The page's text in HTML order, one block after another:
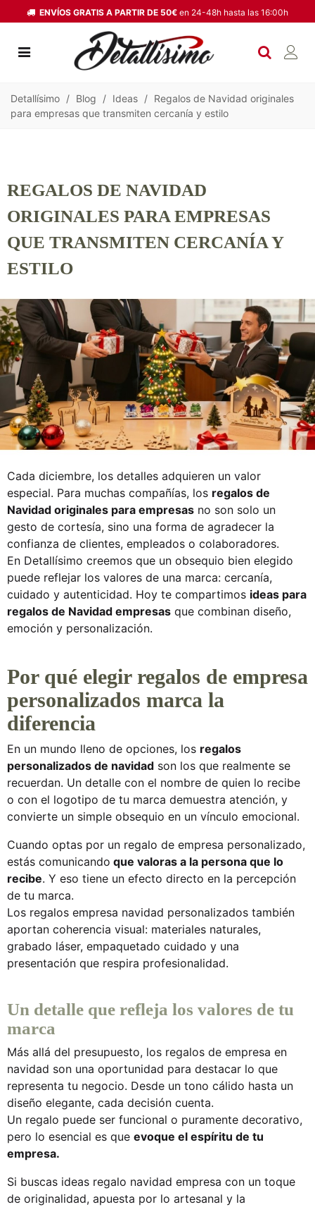
ENVÍOS GRATIS A PARTIR DE 50€ en 24-48h hasta las 16:00h
Detallísimo / Blog / Ideas / Regalos de Navidad originales
para empresas que transmiten cercanía y estilo
REGALOS DE NAVIDAD
ORIGINALES PARA EMPRESAS
QUE TRANSMITEN CERCANÍA Y
ESTILO
Cada diciembre, los detalles adquieren un valor
especial. Para muchas compañías, los regalos de
Navidad originales para empresas no son solo un
gesto de cortesía, sino una forma de agradecer la
confianza de clientes, empleados o colaboradores.
En Detallísimo creemos que un obsequio bien elegido
puede reflejar los valores de una marca: cercanía,
cuidado y autenticidad. Hoy te compartimos ideas para
regalos de Navidad empresas que combinan diseño,
emoción y personalización.
Por qué elegir regalos de empresa
personalizados marca la
diferencia
En un mundo lleno de opciones, los regalos
personalizados de navidad son los que realmente se
recuerdan. Un detalle con el nombre de quien lo recibe
o con el logotipo de tu marca demuestra atención, y
convierte un simple obsequio en un vínculo emocional.
Cuando optas por un regalo de empresa personalizado,
estás comunicando que valoras a la persona que lo
recibe. Y eso tiene un efecto directo en la percepción
de tu marca.
Los regalos empresa navidad personalizados también
aportan coherencia visual: materiales naturales,
grabado láser, empaquetado cuidado y una
presentación que respira profesionalidad.
Un detalle que refleja los valores de tu
marca
Más allá del presupuesto, los regalos de empresa en
navidad son una oportunidad para destacar lo que
representa tu negocio. Desde un tono cálido hasta un
diseño elegante, cada decisión cuenta.
Un regalo puede ser funcional o puramente decorativo,
pero lo esencial es que evoque el espíritu de tu
empresa.
Si buscas ideas regalo navidad empresa con un toque
de originalidad, apuesta por lo artesanal y la